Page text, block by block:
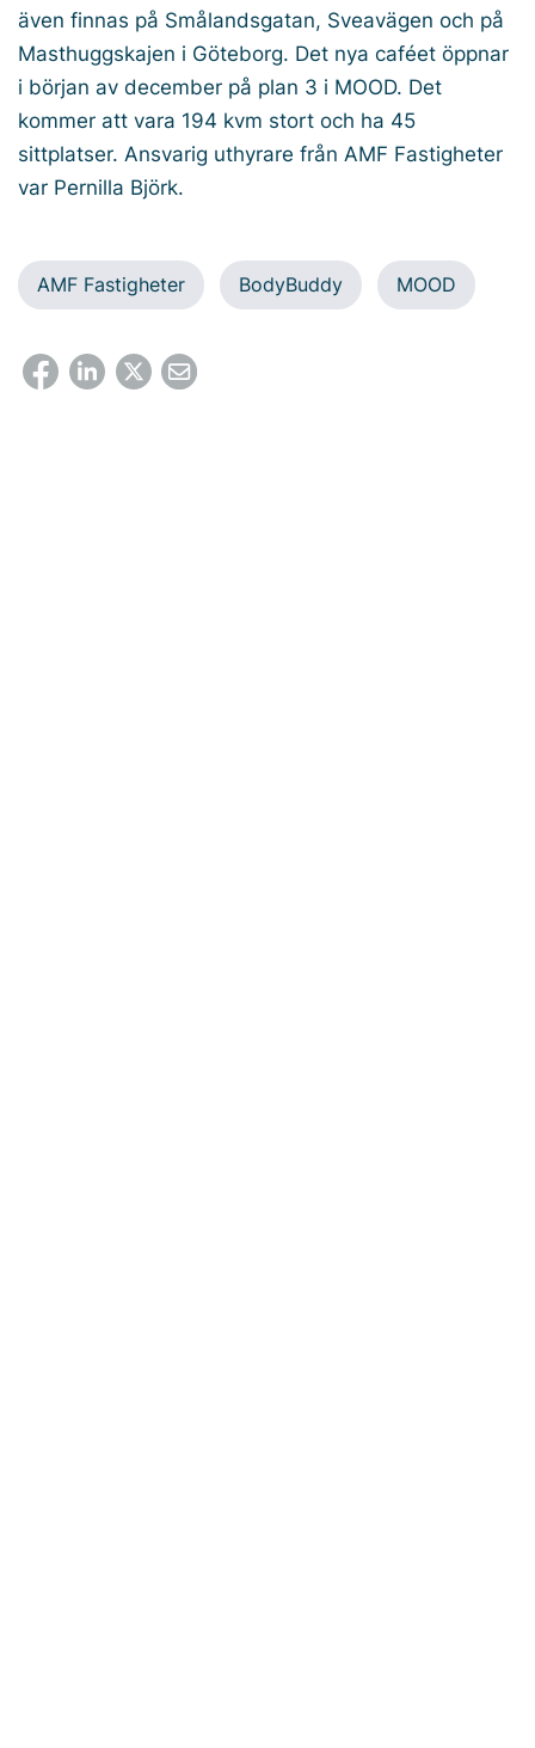
även finnas på Smålandsgatan, Sveavägen och på
Masthuggskajen i Göteborg. Det nya caféet öppnar
i början av december på plan 3 i MOOD. Det
kommer att vara 194 kvm stort och ha 45
sittplatser. Ansvarig uthyrare från AMF Fastigheter
var Pernilla Björk.
AMF Fastigheter BodyBuddy MOOD